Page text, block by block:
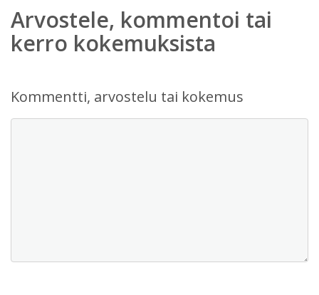
Arvostele, kommentoi tai
kerro kokemuksista
Kommentti, arvostelu tai kokemus